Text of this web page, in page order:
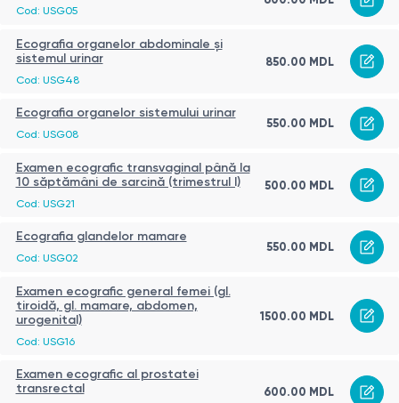
Cod: USG05
Ecografia organelor abdominale și
sistemul urinar
Cod: USG48
850.00 MDL
Ecografia organelor sistemului urinar
Cod: USG08
550.00 MDL
Examen ecografic transvaginal până la
10 săptămâni de sarcină (trimestrul I)
Cod: USG21
500.00 MDL
Ecografia glandelor mamare
Cod: USG02
550.00 MDL
Examen ecografic general femei (gl.
tiroidă, gl. mamare, abdomen,
urogenital)
Cod: USG16
1500.00 MDL
Examen ecografic al prostatei
transrectal
600.00 MDL